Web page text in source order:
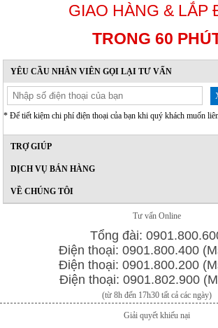
GIAO HÀNG & LẮP
TRONG 60
YÊU CẦU NHÂN VIÊN GỌI LẠI TƯ VẤN
* Để tiết kiệm chi phí điện thoại của bạn khi quý khách muốn
TRỢ GIÚP
DỊCH VỤ BÁN HÀNG
VỀ CHÚNG TÔI
Tư vấn Online
Tổng đài:
Điện thoại: 0901.800.400
Điện thoại: 0901.800.200
Điện thoại: 0901.802.900
(từ 8h đến 17h30 tất cả các ngày)
Giải quyết khiếu nại